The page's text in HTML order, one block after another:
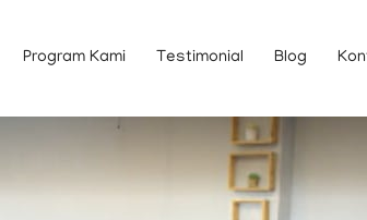
Program Kami Testimonial Blog